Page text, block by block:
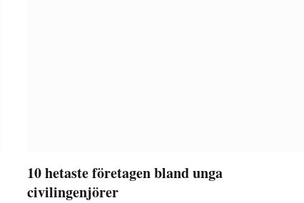
10 hetaste företagen bland unga
civilingenjörer